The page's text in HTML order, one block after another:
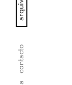
contacto
arquivo